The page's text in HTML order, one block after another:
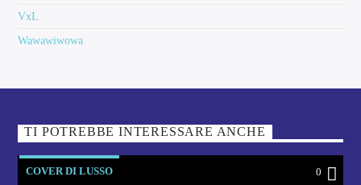
VxL
Wawawiwowa
TI POTREBBE INTERESSARE ANCHE
COVER DI LUSSO 0